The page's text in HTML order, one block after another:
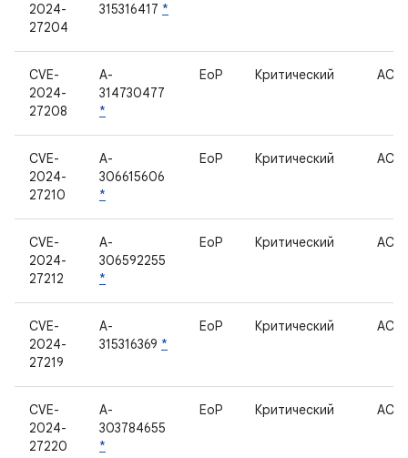
2024-
27204
315316417 *
CVE-
2024-
27208
A-
314730477
*
EoP Критический
CVE-
2024-
27210
A-
306615606
*
EoP Критический
CVE-
2024-
27212
A-
306592255
*
EoP Критический
CVE-
2024-
27219
A-
315316369 *
EoP Критический
CVE-
2024-
27220
A-
303784655
*
EoP Критический